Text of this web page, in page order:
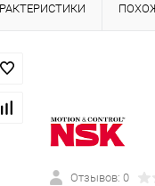
Отзывов: 0